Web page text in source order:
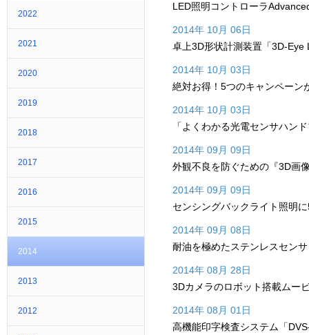
2022
2021
2020
2019
2018
2017
2016
2015
2014
2013
2012
LED照明コントローラ
2014年 10月 06日
卓上3D形状計測装置「3D-Eye
2014年 10月 03日
絶対お得！5つのキャンペーン
2014年 10月 03日
「よくわかる光電センサハン
2014年 09月 09日
外観不良を防ぐための『3D画
2014年 09月 09日
センシングバックライト照明
2014年 09月 08日
耐油を極めたステンレスセン
2014年 08月 28日
3Dカメラのロボット搭載ムー
2014年 08月 01日
高機能印字検査システム「